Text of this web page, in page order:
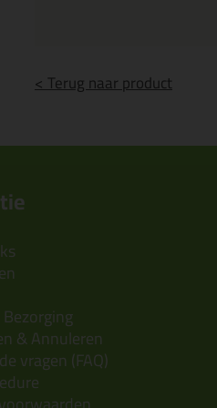
< Terug naar product
& Annuleren
vragen (FAQ)